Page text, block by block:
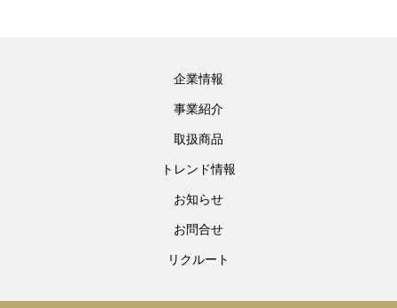
企業情報
事業紹介
取扱商品
トレンド情報
お知らせ
お問合せ
リクルート